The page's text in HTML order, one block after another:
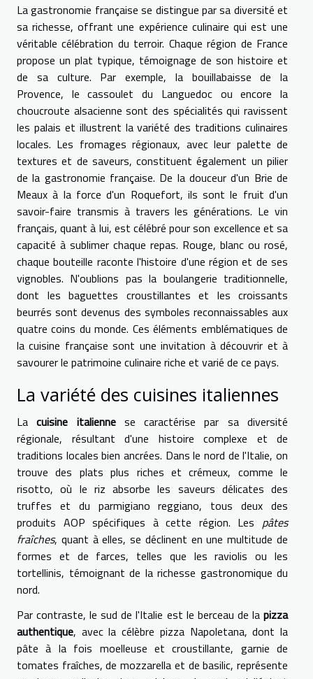
La gastronomie française se distingue par sa diversité et
sa richesse, offrant une expérience culinaire qui est une
véritable célébration du terroir. Chaque région de France
propose un plat typique, témoignage de son histoire et
de sa culture. Par exemple, la bouillabaisse de la
Provence, le cassoulet du Languedoc ou encore la
choucroute alsacienne sont des spécialités qui ravissent
les palais et illustrent la variété des traditions culinaires
locales. Les fromages régionaux, avec leur palette de
textures et de saveurs, constituent également un pilier
de la gastronomie française. De la douceur d'un Brie de
Meaux à la force d'un Roquefort, ils sont le fruit d'un
savoir-faire transmis à travers les générations. Le vin
français, quant à lui, est célébré pour son excellence et sa
capacité à sublimer chaque repas. Rouge, blanc ou rosé,
chaque bouteille raconte l'histoire d'une région et de ses
vignobles. N'oublions pas la boulangerie traditionnelle,
dont les baguettes croustillantes et les croissants
beurrés sont devenus des symboles reconnaissables aux
quatre coins du monde. Ces éléments emblématiques de
la cuisine française sont une invitation à découvrir et à
savourer le patrimoine culinaire riche et varié de ce pays.
La variété des cuisines italiennes
Lacuisine italiennese caractérise par sa diversité
régionale, résultant d'une histoire complexe et de
traditions locales bien ancrées. Dans le nord de l'Italie, on
trouve des plats plus riches et crémeux, comme le
risotto, où le riz absorbe les saveurs délicates des
truffes et du parmigiano reggiano, tous deux des
produits AOP spécifiques à cette région. Les pâtes
fraîches, quant à elles, se déclinent en une multitude de
formes et de farces, telles que les raviolis ou les
tortellinis, témoignant de la richesse gastronomique du
nord.
Par contraste, le sud de l'Italie est le berceau de la pizza
authentique, avec la célèbre pizza Napoletana, dont la
pâte à la fois moelleuse et croustillante, garnie de
tomates fraîches, de mozzarella et de basilic, représente